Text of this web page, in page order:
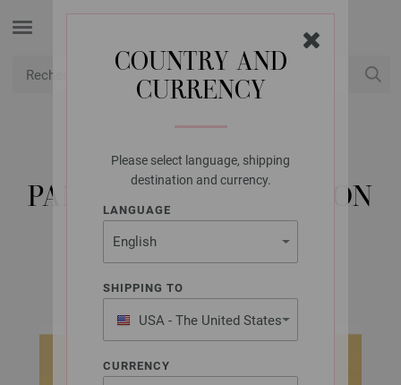
COUNTRY AND
CURRENCY
Please select language, shipping
destination and currency.
LANGUAGE
SHIPPING TO
USA - The United States
of America
CURRENCY
LANA GROSSA
PANTALON SOFT COTTON
SOFT COTTON Kids & Babys (FR) | Modèle 12